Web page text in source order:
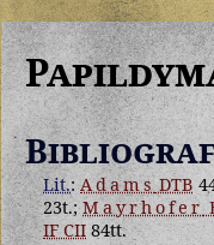
Lit.:AdamsDTB
23t.;Mayrhofer
IF CII 84tt.